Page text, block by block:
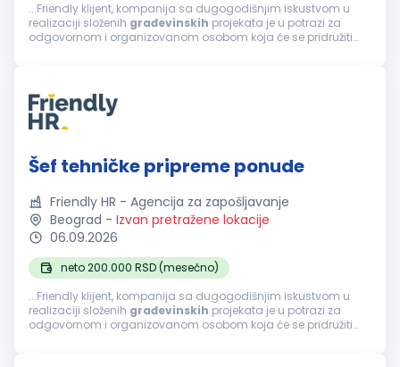
...Friendly klijent, kompanija sa dugogodišnjim iskustvom u
realizaciji složenih građevinskih projekata je u potrazi za
odgovornom i organizovanom osobom koja će se pridružiti
Šef tehničke pripreme ponude
Friendly HR - Agencija za zapošljavanje
Beograd - Izvan pretražene lokacije
06.09.2026
neto 200.000 RSD (mesečno)
...Friendly klijent, kompanija sa dugogodišnjim iskustvom u
realizaciji složenih građevinskih projekata je u potrazi za
odgovornom i organizovanom osobom koja će se pridružiti